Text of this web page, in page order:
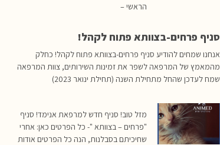
הראשי –
סניף פרחים-בצוותא פתוח לקהל!
אנחנו שמחים להודיע סניף פרחים-בצוותא פתוח לקהל! כחלק
מהמאמץ של המרפאה לשפר את זמינות השירותים, צוות המרפאה
שמח לעדכן שהחל מתחילת השנה (תחילת ינואר 2023)
מזל טוב! סניף חדש למרפאת אנימד! סניף
"פרחים – בצוותא "- כל הפרטים כאן: אחרי
שחיכיתם בסבלנות, הנה כל הפרטים אודות